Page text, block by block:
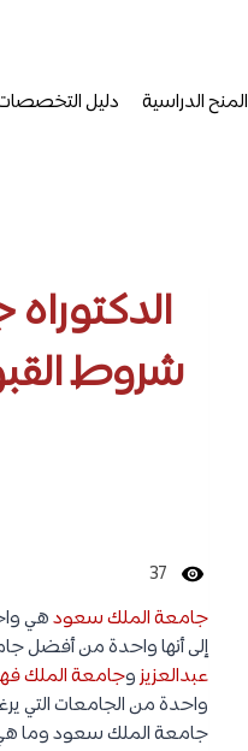
المنح الدراسية دليل
شروط
37
جامعة الملك سعودهي
إلى أنها واحدة من أفضل
عبدالعزيزوجامعة الملك
واحدة من الجامعات التي
جامعة الملك سعود وما هي